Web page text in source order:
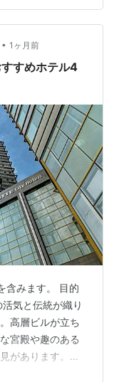
上の理由から地
れています…
• 1ヶ月前
すめホテル4
含みます。 目的
気と伝統が織り
高層ビルが立ち
宮殿や趣のある
があります。特